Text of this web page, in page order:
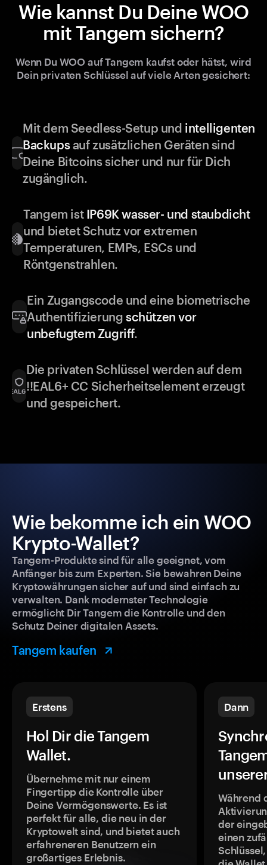
Wie kannst Du Deine WOO
mit Tangem sichern?
Wenn Du WOO auf Tangem kaufst oder hätst, wird
Dein privaten Schlüssel auf viele Arten gesichert:
Mit dem Seedless-Setup und intelligenten
Backupsauf zusätzlichen Geräten sind
Deine Bitcoins sicher und nur für Dich
zugänglich.
Tangem ist IP69K wasser- und staubdicht
und bietet Schutz vor extremen
Temperaturen, EMPs, ESCs und
Röntgenstrahlen.
Ein Zugangscode und eine biometrische
Authentifizierung schützen vor
unbefugtem Zugriff.
Die privaten Schlüssel werden auf dem
!!EAL6+ CC Sicherheitselement erzeugt
und gespeichert.
Wie bekomme ich ein WOO
Krypto-Wallet?
Tangem-Produkte sind für alle geeignet, vom
Anfänger bis zum Experten. Sie bewahren Deine
Kryptowährungen sicher auf und sind einfach zu
verwalten. Dank modernster Technologie
ermöglicht Dir Tangem die Kontrolle und den
Schutz Deiner digitalen Assets.
Tangem kaufen
Erstens
Hol Dir die Tangem
Wallet.
Übernehme mit nur einem
Fingertipp die Kontrolle über
Deine Vermögenswerte. Es ist
perfekt für alle, die neu in der
Kryptowelt sind, und bietet auch
erfahreneren Benutzern ein
großartiges Erlebnis.
Dann
Während
der
einen